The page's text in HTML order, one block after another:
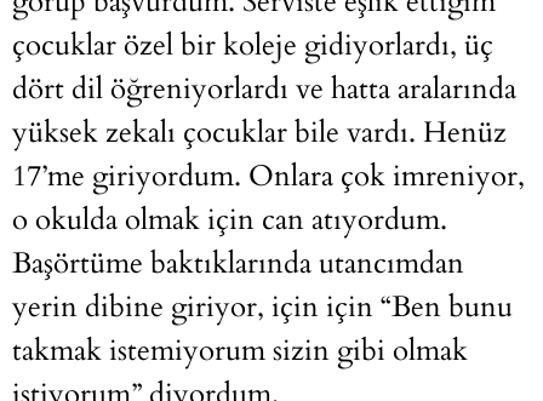
çocuklar özel bir koleje gidiyorlardı, üç
dört dil öğreniyorlardı ve hatta aralarında
yüksek zekalı çocuklar bile vardı. Henüz
17’me giriyordum. Onlara çok imreniyor,
o okulda olmak için can atıyordum.
Başörtüme baktıklarında utancımdan
yerin dibine giriyor, için için “Ben bunu
takmak istemiyorum sizin gibi olmak